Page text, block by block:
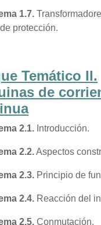
1.7.
protección.
Temático II.
de
2.1. Introducción.
2.2.Aspectos
2.3. Principio de
2.4. Reacción del
2.5. Conmutación.